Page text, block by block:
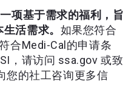
项基于需求的福利，旨
活需求。 如果您符合
合Medi-Cal的申请条
，请访问 ssa.gov 或致
您的社工咨询更多信